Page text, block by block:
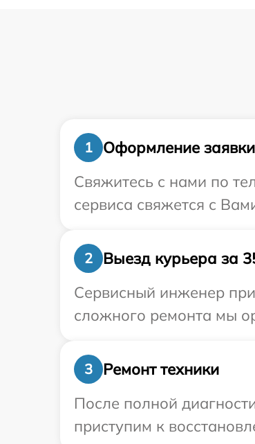
1
Оформление заявки
Свяжитесь с нами по
сервиса свяжется с
2
Выезд курьера за
Сервисный инженер
сложного ремонта мы
3
Ремонт техники
После полной
приступим к